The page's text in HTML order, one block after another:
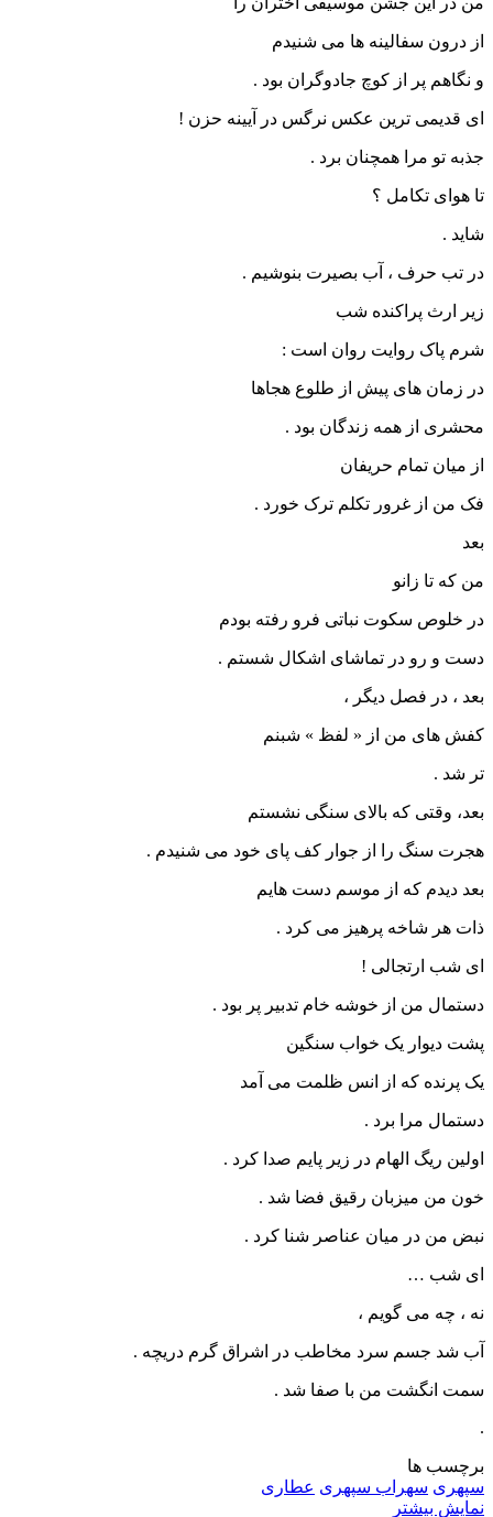
از درون سفالینه ها می شنیدم
و نگاهم پر از کوچ جادوگران بود .
ای قدیمی ترین عکس نرگس در آیینه حزن !
جذبه تو مرا همچنان برد .
تا هوای تکامل ؟
شاید .
در تب حرف ، آب بصیرت بنوشیم .
زیر ارث پراکنده شب
شرم پاک روایت روان است :
در زمان های پیش از طلوع هجاها
محشری از همه زندگان بود .
از میان تمام حریفان
فک من از غرور تکلم ترک خورد .
بعد
من که تا زانو
در خلوص سکوت نباتی فرو رفته بودم
دست و رو در تماشای اشکال شستم .
بعد ، در فصل دیگر ،
کفش های من از « لفظ » شبنم
تر شد .
بعد، وقتی که بالای سنگی نشستم
هجرت سنگ را از جوار کف پای خود می شنیدم .
بعد دیدم که از موسم دست هایم
ذات هر شاخه پرهیز می کرد .
ای شب ارتجالی !
دستمال من از خوشه خام تدبیر پر بود .
پشت دیوار یک خواب سنگین
یک پرنده که از انس ظلمت می آمد
دستمال مرا برد .
اولین ریگ الهام در زیر پایم صدا کرد .
خون من میزبان رقیق فضا شد .
نبض من در میان عناصر شنا کرد .
ای شب …
نه ، چه می گویم ،
آب شد جسم سرد مخاطب در اشراق گرم دریچه .
سمت انگشت من با صفا شد .
.
برچسب ها
سپهری سهراب سپهری عطاری
نمایش بیشتر